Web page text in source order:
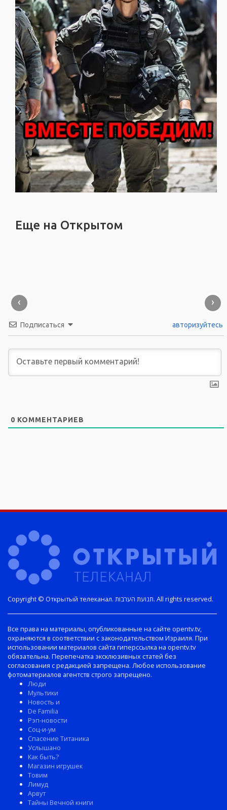
Еще на Открытом
‹ ›
Подписаться авторизуйтесь
0 КОММЕНТАРИЕВ
Copyright © Открытый телеканал. תנועת הערבות. All rights reserved.
Все права на материалы, опубликованные на сайте opentv.tv,
охраняются в соответствии с законодательством Израиля. При
использовании материалов сайта гиперссылка на opentv.tv
обязательна. Перепечатка эксклюзивных статей без
согласования с редакцией запрещена. Любое использование
фотоматериалов агентств строго запрещено.
Люди
Мультики
Новость и
De Familia
Рэп-новости
Соц-и-ум
Спасение Титаника
Услышано
Как быть?
Магазин игрушек
Товим
Лимуд
Арвут
Тайны Вечной книги